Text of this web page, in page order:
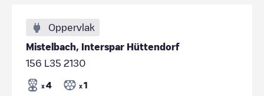
Oppervlak
Mistelbach, Interspar Hüttendorf
156 L35 2130
x 4 x 1